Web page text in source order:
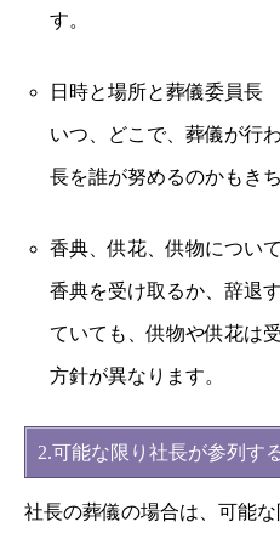
す。
日時と場所と葬儀委員長
いつ、どこで、葬儀が行
長を誰が努めるのかもき
香典、供花、供物について
香典を受け取るか、辞退
ていても、供物や供花は
方針が異なります。
2.可能な限り社長が参列す
社長の葬儀の場合は、可能